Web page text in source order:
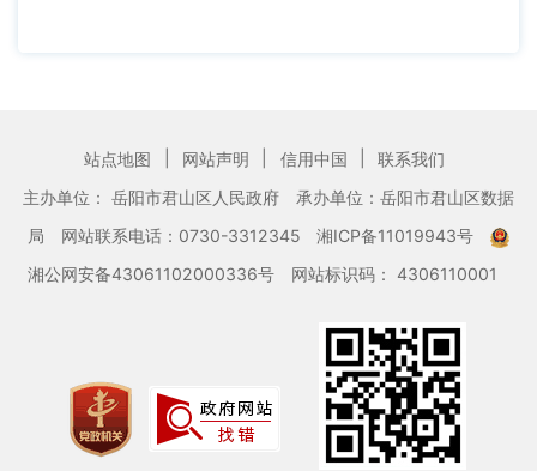
站点地图 网站声明 信用中国
联系我们
主办单位： 岳阳市君山区人民政府
承办单位：岳阳市君山区数据
局
网站联系电话：0730-3312345
湘ICP备11019943号
湘公网安备43061102000336号
网站标识码： 4306110001